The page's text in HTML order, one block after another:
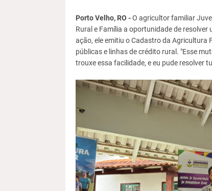
Porto Velho, RO -O agricultor familiar
Rural e Família a oportunidade de
ação, ele emitiu o Cadastro da Agricultura
públicas e linhas de crédito rural. "Esse
trouxe essa facilidade, e eu pude resolver